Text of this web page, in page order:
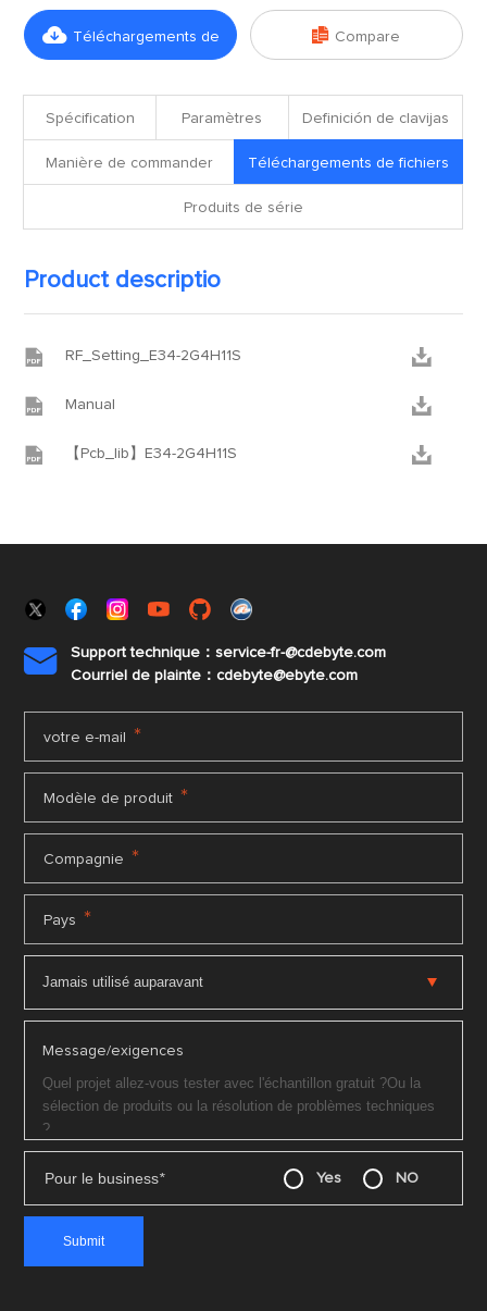
 Téléchargements de  Compare
Spécification Paramètres Definición de clavijas
Manière de commander Téléchargements de fichiers
Produits de série
Product descriptio
 RF_Setting_E34-2G4H11S 
 Manual 
 【Pcb_lib】E34-2G4H11S 

Support technique：service-fr-@cdebyte.com
Courriel de plainte：cdebyte@ebyte.com
votre e-mail *
Modèle de produit *
Compagnie *
Pays *
Message/exigences
Pour le business* Yes NO